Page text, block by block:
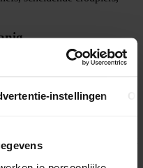
instellingen
verschillen zijn in de
noemt, vinden
elementen gevormd
te snel het hoofd buigen.
die een klein land groot